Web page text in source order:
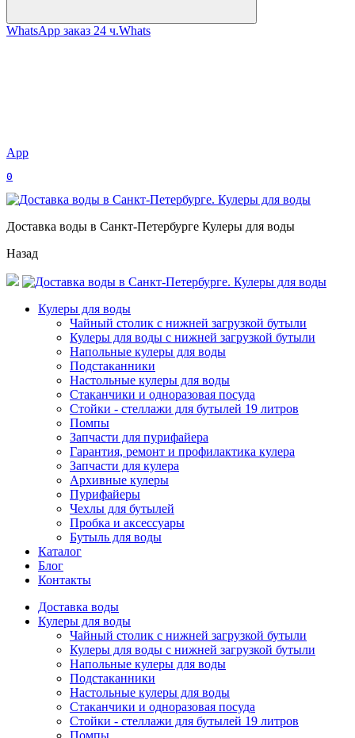
WhatsApp заказ 24 ч.Whats
App
0
Доставка воды в Санкт-Петербурге Кулеры для воды
Назад
Кулеры для воды
Чайный столик с нижней загрузкой бутыли
Кулеры для воды с нижней загрузкой бутыли
Напольные кулеры для воды
Подстаканники
Настольные кулеры для воды
Стаканчики и одноразовая посуда
Стойки - стеллажи для бутылей 19 литров
Помпы
Запчасти для пурифайера
Гарантия, ремонт и профилактика кулера
Запчасти для кулера
Архивные кулеры
Пурифайеры
Чехлы для бутылей
Пробка и аксессуары
Бутыль для воды
Каталог
Блог
Контакты
Доставка воды
Кулеры для воды
Чайный столик с нижней загрузкой бутыли
Кулеры для воды с нижней загрузкой бутыли
Напольные кулеры для воды
Подстаканники
Настольные кулеры для воды
Стаканчики и одноразовая посуда
Стойки - стеллажи для бутылей 19 литров
Помпы